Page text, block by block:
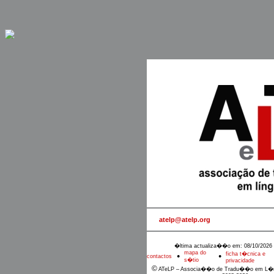
atelp@atelp.org
�ltima actualiza��o em: 08/10/2026
contactos
●
mapa do
s�tio
●
ficha t�cnica e
privacidade
© ATeLP – Associa��o de Tradu��o em